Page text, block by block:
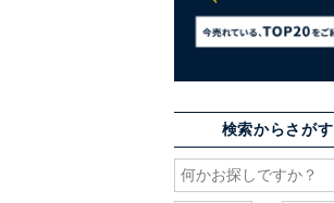
検索からさがす